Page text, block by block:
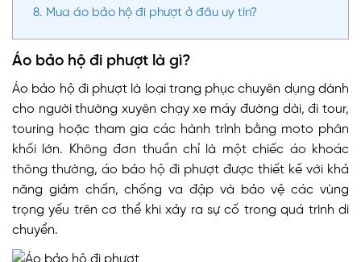
8. Mua áo bảo hộ đi phượt ở đâu uy tín?
Áo bảo hộ đi phượt là gì?
Áo bảo hộ đi phượt là loại trang phục chuyên dụng dành
cho người thường xuyên chạy xe máy đường dài, đi tour,
touring hoặc tham gia các hành trình bằng moto phân
khối lớn. Không đơn thuần chỉ là một chiếc áo khoác
thông thường, áo bảo hộ đi phượt được thiết kế với khả
năng giảm chấn, chống va đập và bảo vệ các vùng
trọng yếu trên cơ thể khi xảy ra sự cố trong quá trình di
chuyển.